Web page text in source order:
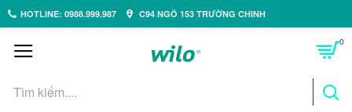
HOTLINE: 0988.999.987 C94 NGÕ 153 TRƯỜNG CHINH
0